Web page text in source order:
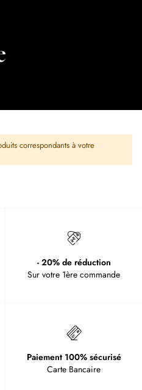
correspondants à votre
- 20% de réduction
Sur votre 1ère commande
Paiement 100% sécurisé
Carte Bancaire